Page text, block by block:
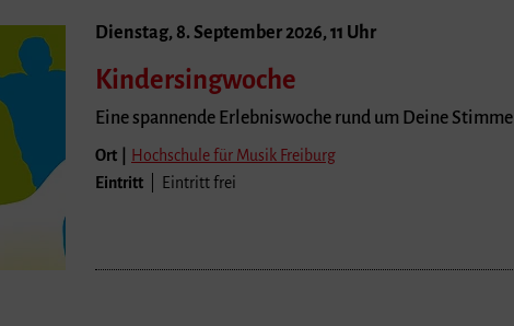
Dienstag, 8. September 2026, 11 Uhr
Kindersingwoche
Eine spannende Erlebniswoche rund um Deine Stimme
Ort |
Hochschule für Musik Freiburg
Eintritt| Eintritt frei